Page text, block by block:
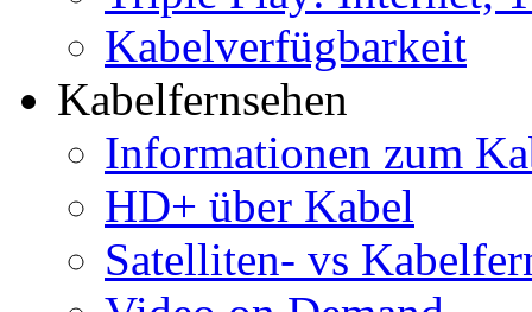
Kabelverfügbarkeit
Kabelfernsehen
Informationen zum
HD+ über Kabel
Satelliten- vs